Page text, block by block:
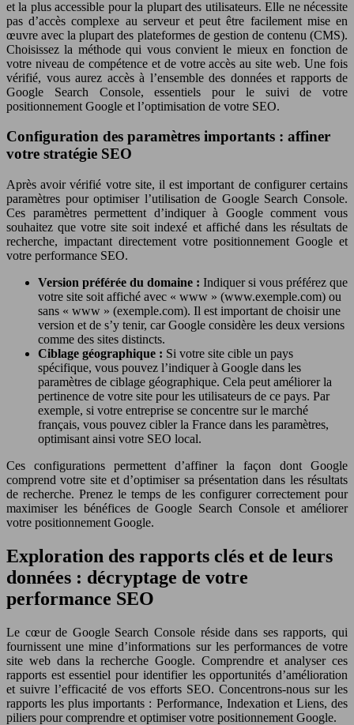
et la plus accessible pour la plupart des utilisateurs. Elle ne nécessite
pas d’accès complexe au serveur et peut être facilement mise en
œuvre avec la plupart des plateformes de gestion de contenu (CMS).
Choisissez la méthode qui vous convient le mieux en fonction de
votre niveau de compétence et de votre accès au site web. Une fois
vérifié, vous aurez accès à l’ensemble des données et rapports de
Google Search Console, essentiels pour le suivi de votre
positionnement Google et l’optimisation de votre SEO.
Configuration des paramètres importants : affiner
votre stratégie SEO
Après avoir vérifié votre site, il est important de configurer certains
paramètres pour optimiser l’utilisation de Google Search Console.
Ces paramètres permettent d’indiquer à Google comment vous
souhaitez que votre site soit indexé et affiché dans les résultats de
recherche, impactant directement votre positionnement Google et
votre performance SEO.
Version préférée du domaine : Indiquer si vous préférez que
votre site soit affiché avec « www » (www.exemple.com) ou
sans « www » (exemple.com). Il est important de choisir une
version et de s’y tenir, car Google considère les deux versions
comme des sites distincts.
Ciblage géographique : Si votre site cible un pays
spécifique, vous pouvez l’indiquer à Google dans les
paramètres de ciblage géographique. Cela peut améliorer la
pertinence de votre site pour les utilisateurs de ce pays. Par
exemple, si votre entreprise se concentre sur le marché
français, vous pouvez cibler la France dans les paramètres,
optimisant ainsi votre SEO local.
Ces configurations permettent d’affiner la façon dont Google
comprend votre site et d’optimiser sa présentation dans les résultats
de recherche. Prenez le temps de les configurer correctement pour
maximiser les bénéfices de Google Search Console et améliorer
votre positionnement Google.
Exploration des rapports clés et de leurs
données : décryptage de votre
performance SEO
Le cœur de Google Search Console réside dans ses rapports, qui
fournissent une mine d’informations sur les performances de votre
site web dans la recherche Google. Comprendre et analyser ces
rapports est essentiel pour identifier les opportunités d’amélioration
et suivre l’efficacité de vos efforts SEO. Concentrons-nous sur les
rapports les plus importants : Performance, Indexation et Liens, des
piliers pour comprendre et optimiser votre positionnement Google.